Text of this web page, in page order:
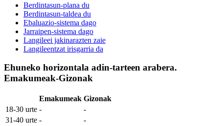
Berdintasun-plana du
Berdintasun-taldea du
Ebaluazio-sistema dago
Jarraipen-sistema dago
Langileei jakinarazten zaie
Langileentzat irisgarria da
Ehuneko horizontala adin-tarteen arabera.
Emakumeak-Gizonak
Emakumeak Gizonak
18-30 urte -
-
31-40 urte -
-